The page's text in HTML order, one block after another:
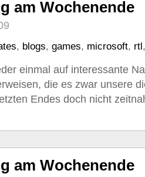
am Wochenende
, blogs, games, microsoft, rtl
einmal auf interessante
die es zwar unsere
Endes doch nicht
am Wochenende